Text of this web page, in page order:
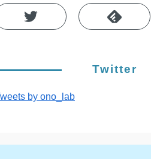
Twitter
by ono_lab